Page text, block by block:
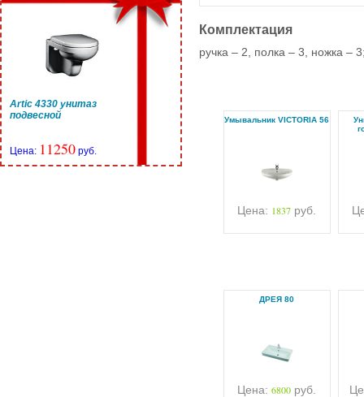
Artic 4330 унитаз
подвесной
Цена: 11250 руб.
Комплектация
ручка – 2, полка – 3, ножка –
Умывальник VICTORIA 56
Цена: 1837 руб.
ДРЕЯ 80
Цена: 6800 руб.